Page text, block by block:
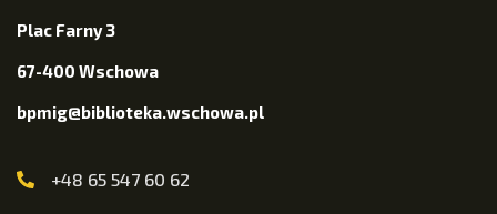
Plac Farny 3
67-400 Wschowa
bpmig@biblioteka.wschowa.pl
+48 65 547 60 62